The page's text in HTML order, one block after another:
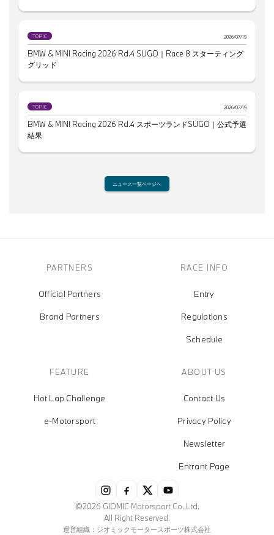
TOPIC 2026/07/19
BMW & MINI Racing 2026 Rd.4 SUGO｜Race 8 スターティング
グリッド
TOPIC 2026/07/19
BMW & MINI Racing 2026 Rd.4 スポーツランドSUGO｜公式予選
結果
ニュース一覧ページへ
PARTNERS
Official Partners
Brand Partners
RACE INFO
Entry
Regulations
Schedule
FEATURE
Hot Lap Challenge
e-Motorsport
ABOUT US
Contact Us
Privacy Policy
Newsletter
Entrant Page
©2026 GIOMIC Motorsport Co.,Ltd.
All Right Reserved.
運営組織：ジオミックモータースポーツ株式会社